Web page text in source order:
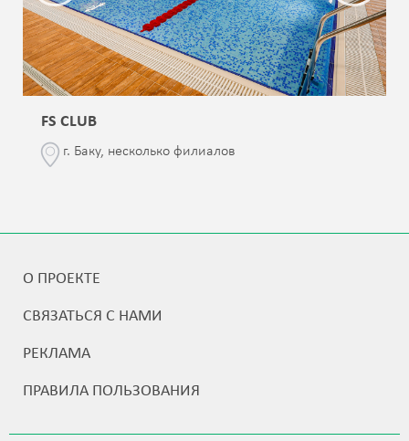
FS CLUB
г. Баку, несколько филиалов
О ПРОЕКТЕ
СВЯЗАТЬСЯ С НАМИ
РЕКЛАМА
ПРАВИЛА ПОЛЬЗОВАНИЯ